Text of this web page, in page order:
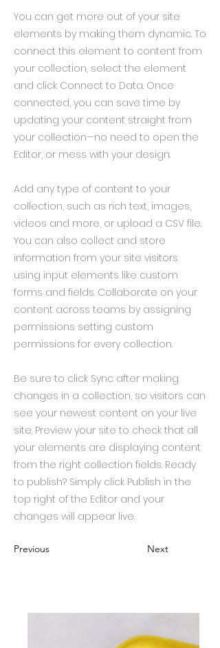
You can get more out of your site
elements by making them dynamic. To
connect this element to content from
your collection, select the element
and click Connect to Data. Once
connected, you can save time by
updating your content straight from
your collection—no need to open the
Editor, or mess with your design.
Add any type of content to your
collection, such as rich text, images,
videos and more, or upload a CSV file.
You can also collect and store
information from your site visitors
using input elements like custom
forms and fields. Collaborate on your
content across teams by assigning
permissions setting custom
permissions for every collection.
Be sure to click Sync after making
changes in a collection, so visitors can
see your newest content on your live
site. Preview your site to check that all
your elements are displaying content
from the right collection fields. Ready
to publish? Simply click Publish in the
top right of the Editor and your
changes will appear live.
Previous Next